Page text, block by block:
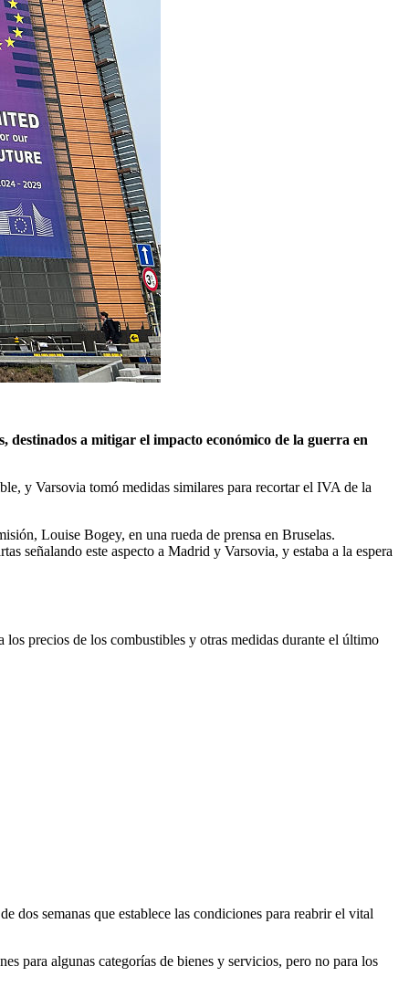
a mitigar el impacto económico de la guerra en
y Varsovia tomó medidas similares para recortar el IVA de la
Louise Bogey, en una rueda de prensa en Bruselas.
señalando este aspecto a Madrid y Varsovia, y estaba a la espera
los precios de los combustibles y otras medidas durante el último
dos semanas que establece las condiciones para reabrir el vital
para algunas categorías de bienes y servicios, pero no para los